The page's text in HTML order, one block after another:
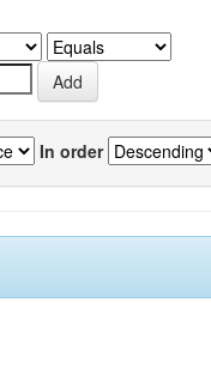
In order